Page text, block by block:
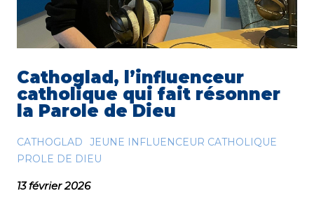
Cathoglad, l’influenceur
catholique qui fait résonner
la Parole de Dieu
CATHOGLAD
JEUNE INFLUENCEUR CATHOLIQUE
PROLE DE DIEU
13 février 2026